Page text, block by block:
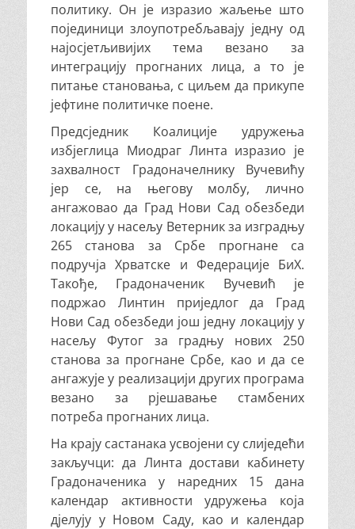
политику. Он је изразио жаљење што
појединици злоупотребљавају једну од
најосјетљивијих тема везано за
интеграцију прогнаних лица, а то је
питање становања, с циљем да прикупе
јефтине политичке поене.
Предсједник Коалиције удружења
избјеглица Миодраг Линта изразио је
захвалност Градоначелнику Вучевићу
јер се, на његову молбу, лично
ангажовао да Град Нови Сад обезбеди
локацију у насељу Ветерник за изградњу
265 станова за Србе прогнане са
подручја Хрватске и Федерације БиХ.
Такође, Градоначеник Вучевић је
подржао Линтин приједлог да Град
Нови Сад обезбеди још једну локацију у
насељу Футог за градњу нових 250
станова за прогнане Србе, као и да се
ангажује у реализацији других програма
везано за рјешавање стамбених
потреба прогнаних лица.
На крају састанака усвојени су слиједећи
закључци: да Линта достави кабинету
Градоначеника у наредних 15 дана
календар активности удружења која
дјелују у Новом Саду, као и календар